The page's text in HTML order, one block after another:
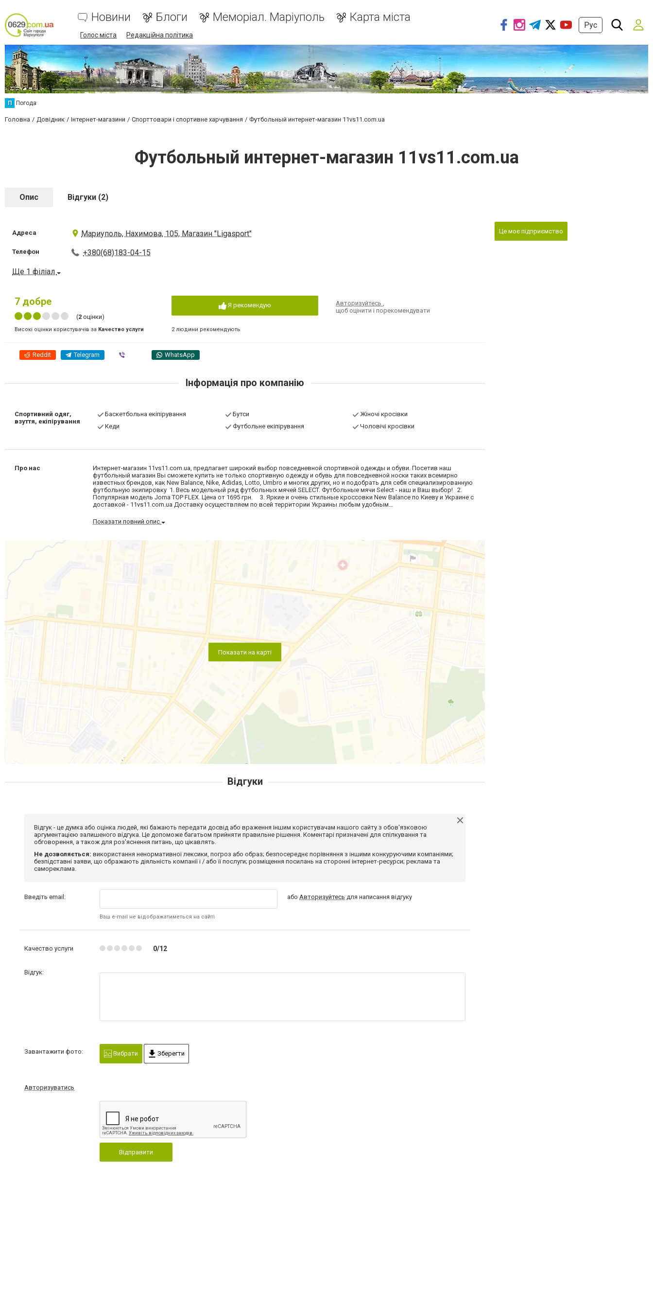
Новини Блоги Меморіал. Маріуполь Карта міста
Голос міста Редакційна політика
Рус
П Погода
Головна Довідник Інтернет-магазини Спорттовари і спортивне харчування Футбольный интернет-магазин 11vs11.com.ua
Футбольный интернет-магазин 11vs11.com.ua
Опис Відгуки (2)
Адреса Мариуполь, Нахимова, 105, Магазин "Ligasport"
Телефон +380(68)183-04-15
Ще 1 філіал
7 добре
(2 оцінки)
Високі оцінки користувачів за Качество услуги
Я рекомендую
2 людини рекомендують
Авторизуйтесь,
щоб оцінити і порекомендувати
Reddit Telegram WhatsApp
Інформація про компанію
Спортивний одяг,
взуття, екіпірування
Баскетбольна екіпірування Бутси
Жіночі кросівки
Кеди
Футбольне екіпірування Чоловічі кросівки
Про нас
Интернет-магазин 11vs11.com.ua, предлагает широкий выбор повседневной спортивной одежды и обуви. Посетив наш
футбольный магазин Вы сможете купить не только спортивную одежду и обувь для повседневной носки таких всемирно
известных брендов, как New Balance, Nike, Adidas, Lotto, Umbro и многих других, но и подобрать для себя специализированную
футбольную экипировку 1. Весь модельный ряд футбольных мячей SELECT. Футбольные мячи Select - наш и Ваш выбор! 2.
Популярная модель Joma TOP FLEX. Цена от 1695 грн. 3. Яркие и очень стильные кроссовки New Balance по Киеву и Украине с
доставкой - 11vs11.com.ua Доставку осуществляем по всей территории Украины любым удобным...
Показати повний опис
Показати на карті
Це моє підприємство
Відгуки
Відгук - це думка або оцінка людей, які бажають передати досвід або враження іншим користувачам нашого сайту з обов'язковою
аргументацією залишеного відгука. Це допоможе багатьом прийняти правильне рішення. Коментарі призначені для спілкування та
обговорення, а також для роз'яснення питань, що цікавлять.
Не дозволяється: використання ненормативної лексики, погроз або образ; безпосереднє порівняння з іншими конкуруючими компаніями;
безпідставні заяви, що ображають діяльність компанії і / або її послуги; розміщення посилань на сторонні інтернет-ресурси; реклама та
самореклама.
Введіть email:
Ваш e-mail не відображатиметься на сайті
або Авторизуйтесь для написання відгуку
Качество услуги 0/12
Відгук:
Завантажити фото: Вибрати Зберегти
Авторизуватись
Відправити